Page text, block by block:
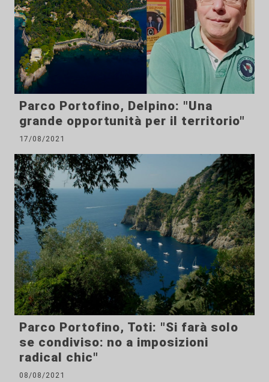
Parco Portofino, Delpino: "Una
grande opportunità per il territorio"
17/08/2021
Parco Portofino, Toti: "Si farà solo
se condiviso: no a imposizioni
radical chic"
08/08/2021